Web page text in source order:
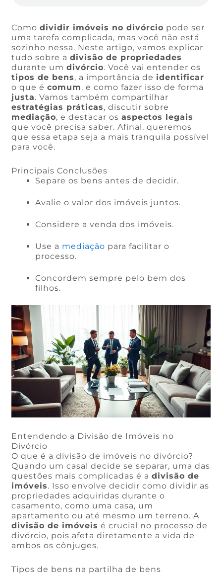
Comodividir imóveis no divórcio pode ser
uma tarefa complicada, mas você não está
sozinho nessa. Neste artigo, vamos explicar
tudo sobre adivisão de propriedades
durante umdivórcio. Você vai entender os
tipos de bens, a importância de identificar
o que écomum, e como fazer isso de forma
justa. Vamos também compartilhar
estratégias práticas, discutir sobre
mediação, e destacar osaspectos legais
que você precisa saber. Afinal, queremos
que essa etapa seja a mais tranquila possível
para você.
Principais Conclusões
Separe os bens antes de decidir.
Avalie o valor dos imóveis juntos.
Considere a venda dos imóveis.
Use a mediação para facilitar o
processo.
Concordem sempre pelo bem dos
filhos.
Entendendo a Divisão de Imóveis no
Divórcio
O que é a divisão de imóveis no divórcio?
Quando um casal decide se separar, uma das
questões mais complicadas é adivisão de
imóveis. Isso envolve decidir como dividir as
propriedades adquiridas durante o
casamento, como uma casa, um
apartamento ou até mesmo um terreno. A
divisão de imóveis é crucial no processo de
divórcio, pois afeta diretamente a vida de
ambos os cônjuges.
Tipos de bens na partilha de bens